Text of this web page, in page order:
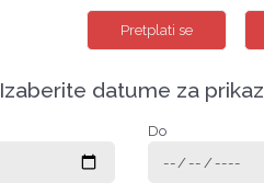
Pretplati se
Izaberite datume za prikaz
Do